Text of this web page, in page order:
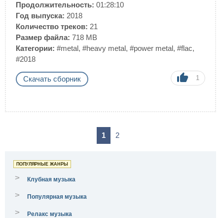
Продолжительность: 01:28:10
Год выпуска: 2018
Количество треков: 21
Размер файла: 718 MB
Категории: #metal, #heavy metal, #power metal, #flac,
#2018
Скачать сборник 1
1 2
ПОПУЛЯРНЫЕ ЖАНРЫ
> Клубная музыка
> Популярная музыка
> Релакс музыка